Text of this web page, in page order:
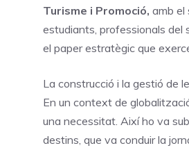
Turisme i Promoció, amb el
estudiants, professionals del
el paper estratègic que
La construcció i la gestió de
En un context de
una necessitat. Així ho va
destins, que va conduir la